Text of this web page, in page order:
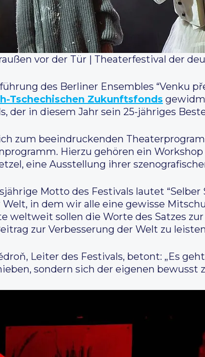
vor der Tür | Theaterfestival der
des Berliner Ensembles “Venku
Tschechischen Zukunftsfonds
der in diesem Jahr sein 25-jähriges
zum beeindruckenden
Hierzu gehören ein
eine Ausstellung ihrer
Motto des Festivals lautet
Welt, in dem wir alle eine gewisse
weltweit sollen die Worte des Satzes
zur Verbesserung der Welt zu
Leiter des Festivals, betont: „Es
sondern sich der eigenen